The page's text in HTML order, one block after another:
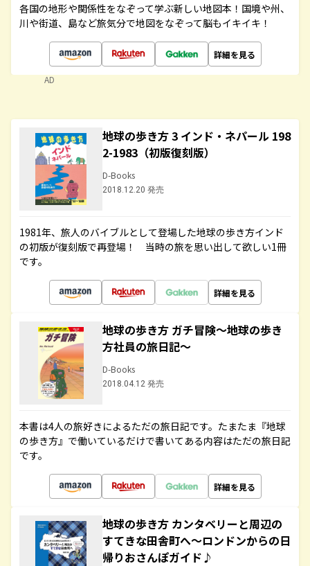
各国の地形や関係性をなぞって学ぶ新しい地図本！国境や州、
川や街道、島など旅気分で地図をなぞって脳もイキイキ！
詳細を見る
AD
地球の歩き方 3 インド・ネパール 198
2-1983（初版復刻版）
D-Books
2018.12.20 発売
1981年、旅人のバイブルとして登場した地球の歩き方インド
の初版が復刻版で再登場！ 当時の旅を思い出して欲しい1冊
です。
詳細を見る
地球の歩き方 ガチ冒険～地球の歩き
方社員の旅日記～
D-Books
2018.04.12 発売
本書は4人の旅好きによるただの旅日記です。たまたま『地球
の歩き方』で働いているだけで書いてある内容はただの旅日記
です。
詳細を見る
地球の歩き方 カンタベリーと周辺の
すてきな田舎町へ～ロンドンからの日
帰りおさんぽガイド♪